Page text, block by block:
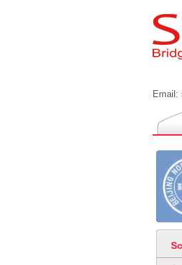
Email: